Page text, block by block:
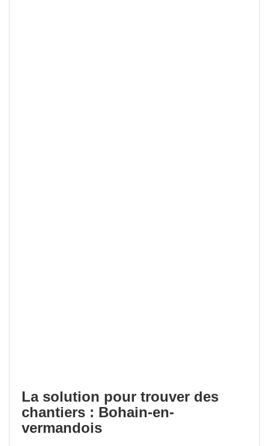
La solution pour trouver des
chantiers : Bohain-en-
vermandois